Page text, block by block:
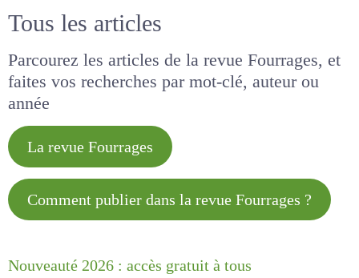
Tous les articles
Parcourez les articles de la revue Fourrages, et
faites vos recherches par mot-clé, auteur ou
année
La revue Fourrages
Comment publier dans la revue